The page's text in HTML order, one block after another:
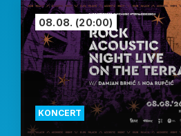
KONCERT
08.08. (20:00)